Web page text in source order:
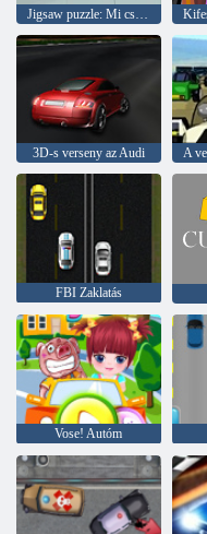
Jigsaw puzzle: Mi csupasz medvék
3D-s verseny az Audi
FBI Zaklatás
Vose! Autóm